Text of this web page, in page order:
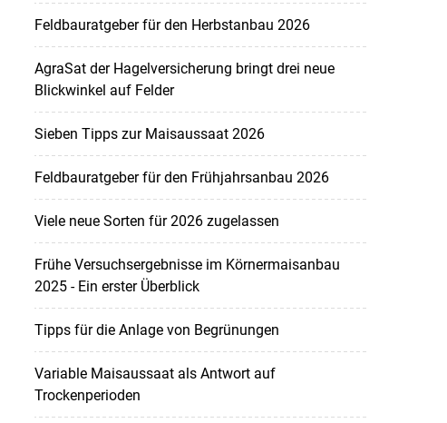
Feldbauratgeber für den Herbstanbau 2026
AgraSat der Hagelversicherung bringt drei neue
Blickwinkel auf Felder
Sieben Tipps zur Maisaussaat 2026
Feldbauratgeber für den Frühjahrsanbau 2026
Viele neue Sorten für 2026 zugelassen
Frühe Versuchsergebnisse im Körnermaisanbau
2025 - Ein erster Überblick
Tipps für die Anlage von Begrünungen
Variable Maisaussaat als Antwort auf
Trockenperioden